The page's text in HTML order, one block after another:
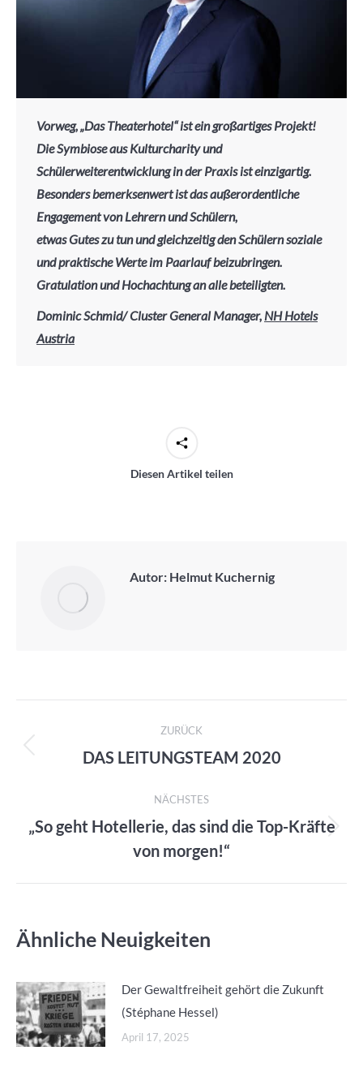
Vorweg, „Das Theaterhotel“ ist ein großartiges Projekt!
Die Symbiose aus Kulturcharity und
Schülerweiterentwicklung in der Praxis ist einzigartig.
Besonders bemerksenwert ist das außerordentliche
Engagement von Lehrern und Schülern,
etwas Gutes zu tun und gleichzeitig den Schülern soziale
und praktische Werte im Paarlauf beizubringen.
Gratulation und Hochachtung an alle beteiligten.
Dominic Schmid/ Cluster General Manager, NH Hotels
Austria
Diesen Artikel teilen
Autor: Helmut Kuchernig
Kommentarnavigation
ZURÜCK
Vorheriger
DAS LEITUNGSTEAM 2020
NÄCHSTES
Nächster
Beitrag:
„So geht Hotellerie, das sind die Top-Kräfte
von morgen!“
Ähnliche Neuigkeiten
Der Gewaltfreiheit gehört die Zukunft
(Stéphane Hessel)
April 17, 2025